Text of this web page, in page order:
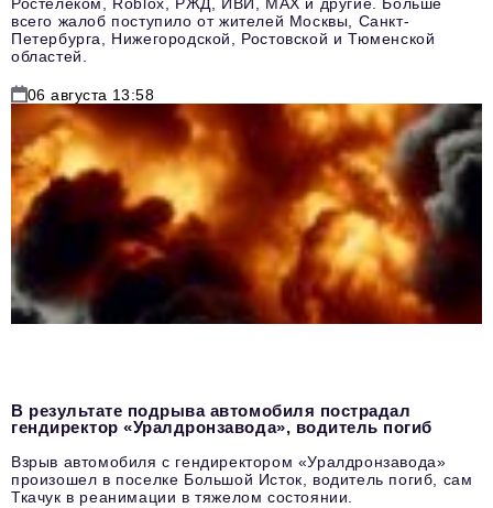
Ростелеком, Roblox, РЖД, ИВИ, MAX и другие. Больше
всего жалоб поступило от жителей Москвы, Санкт-
Петербурга, Нижегородской, Ростовской и Тюменской
областей.
06 августа 13:58
В результате подрыва автомобиля пострадал
гендиректор «Уралдронзавода», водитель погиб
Взрыв автомобиля с гендиректором «Уралдронзавода»
произошел в поселке Большой Исток, водитель погиб, сам
Ткачук в реанимации в тяжелом состоянии.